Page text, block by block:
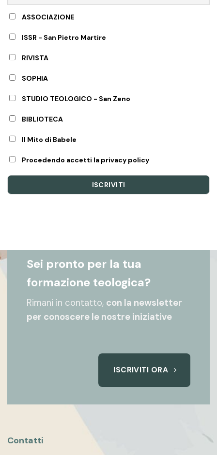
ASSOCIAZIONE
ISSR - San Pietro Martire
RIVISTA
SOPHIA
STUDIO TEOLOGICO - San Zeno
BIBLIOTECA
Il Mito di Babele
Procedendo accetti la privacy policy
Sei pronto per la tua
formazione teologica?
Rimani in contatto, con la newsletter
per conoscere le nostre iniziative
ISCRIVITI ORA
Contatti